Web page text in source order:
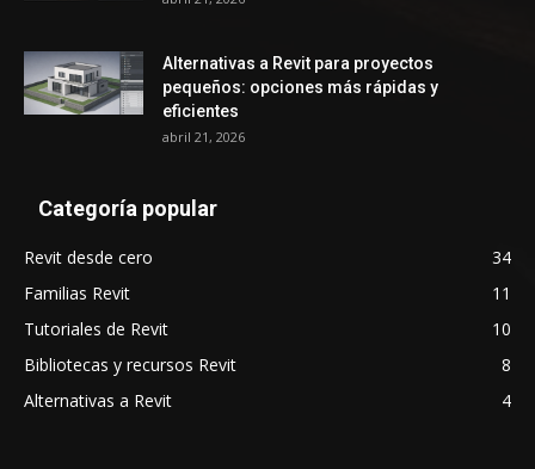
Alternativas a Revit para proyectos
pequeños: opciones más rápidas y
eficientes
abril 21, 2026
Categoría popular
Revit desde cero
34
Familias Revit
11
Tutoriales de Revit
10
Bibliotecas y recursos Revit
8
Alternativas a Revit
4